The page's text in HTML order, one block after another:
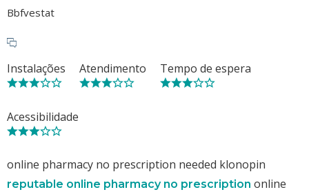
Bbfvestat
Instalações Atendimento Tempo de espera
Acessibilidade
online pharmacy no prescription needed klonopin
reputable online pharmacy no prescription online